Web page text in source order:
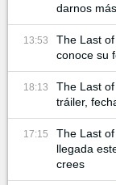
darnos
13:53
The Last
conoce su
18:13
The Last
tráiler,
17:15
The Last
llegada
crees